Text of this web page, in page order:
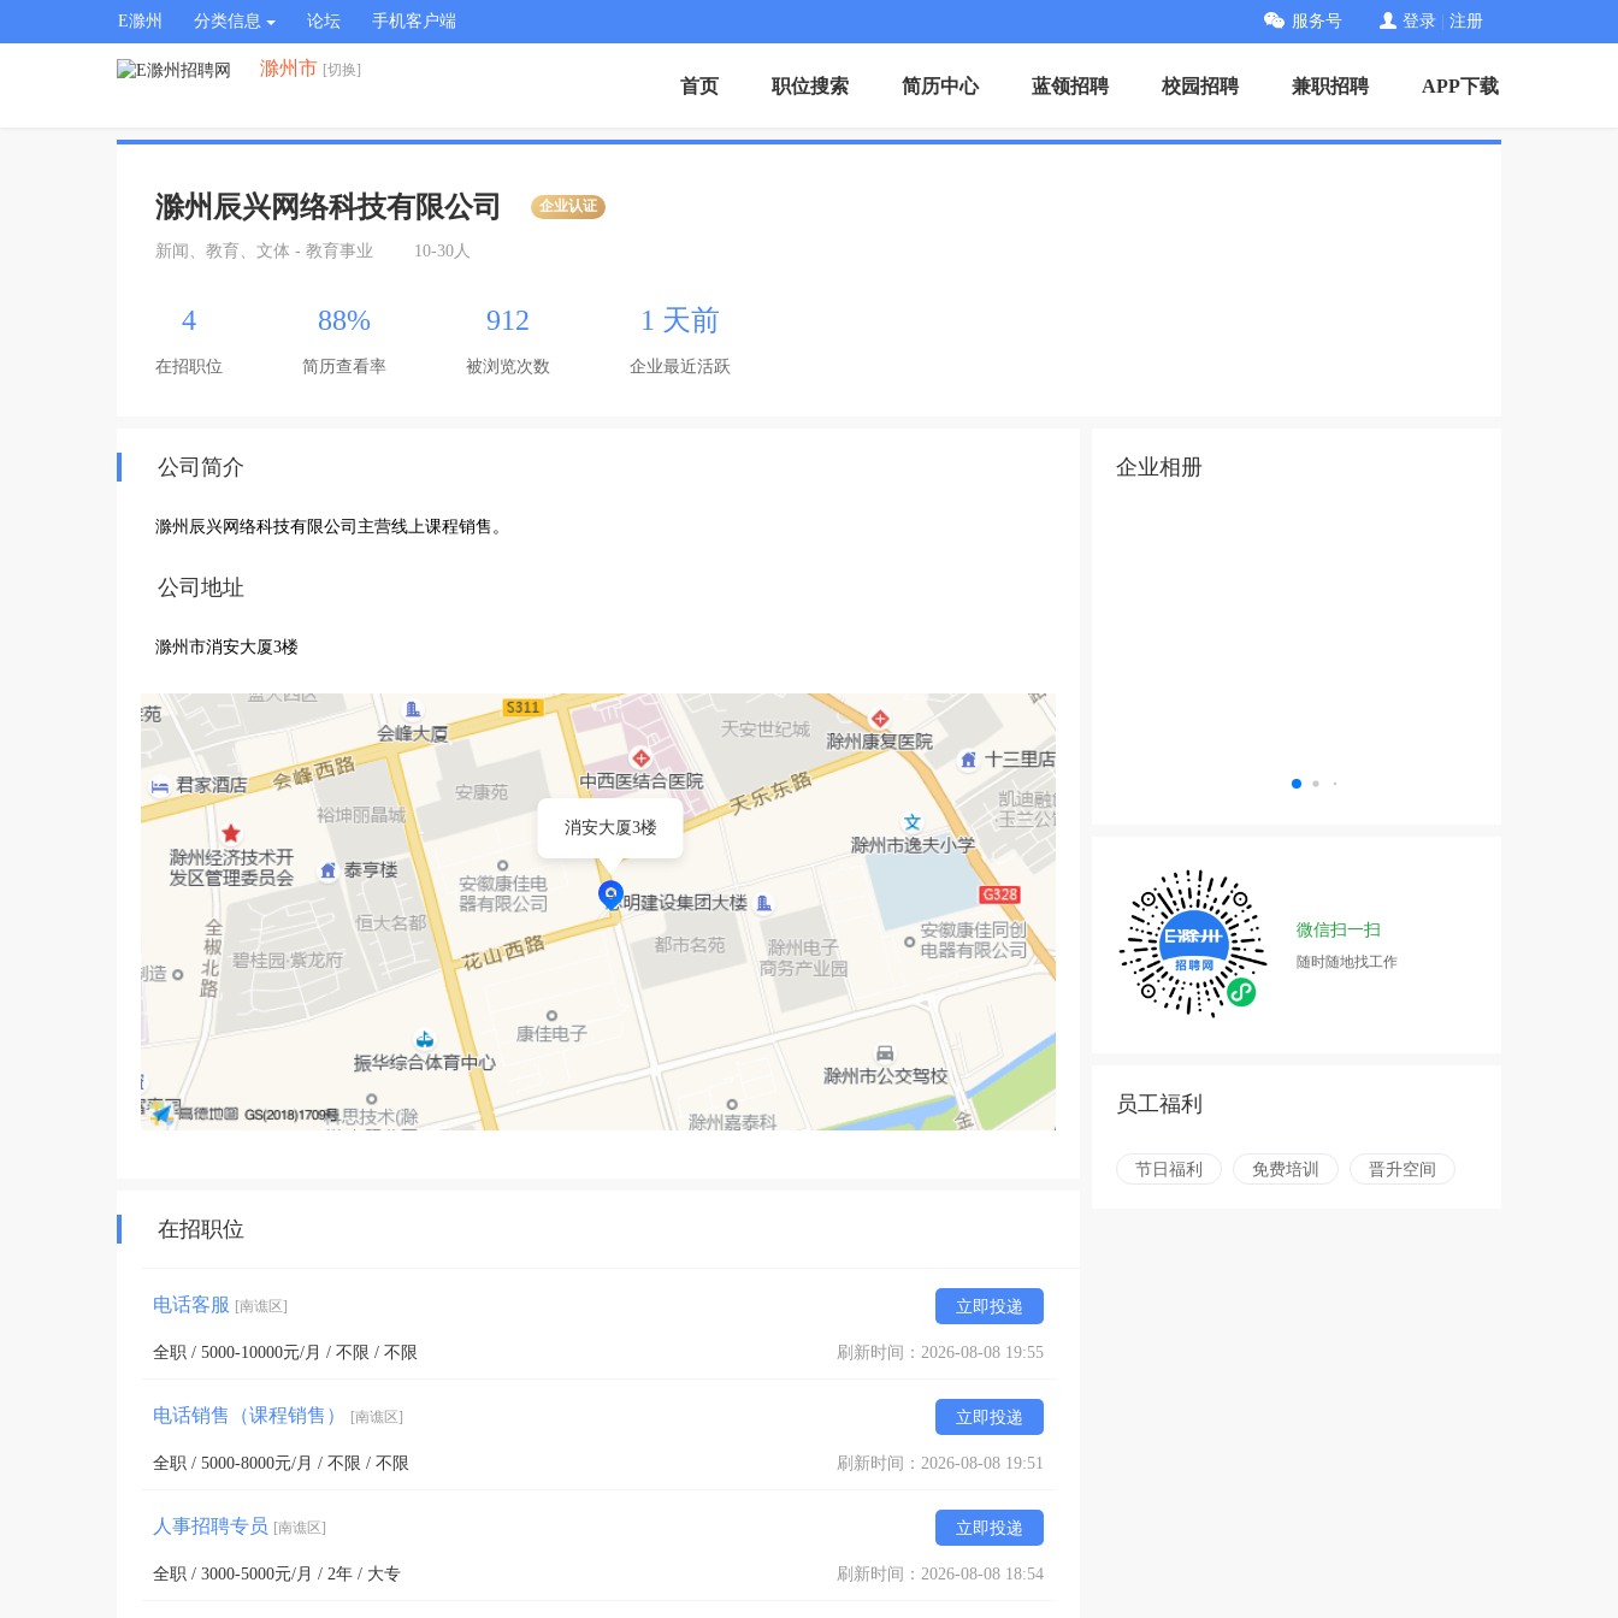
E滁州 分类信息 论坛 手机客户端 服务号 登录 注册
滁州市 [切换]
首页 职位搜索 简历中心 蓝领招聘 校园招聘 兼职招聘 APP下载
滁州辰兴网络科技有限公司 企业认证
新闻、教育、文体 - 教育事业 10-30人
4
在招职位
88%
简历查看率
912
被浏览次数
1 天前
企业最近活跃
公司简介
滁州辰兴网络科技有限公司主营线上课程销售。
公司地址
滁州市消安大厦3楼
消安大厦3楼
在招职位
电话客服 [南谯区] 立即投递
全职 / 5000-10000元/月 / 不限 / 不限 刷新时间：2026-08-08 19:55
电话销售（课程销售） [南谯区] 立即投递
全职 / 5000-8000元/月 / 不限 / 不限 刷新时间：2026-08-08 19:51
人事招聘专员 [南谯区] 立即投递
全职 / 3000-5000元/月 / 2年 / 大专 刷新时间：2026-08-08 18:54
企业相册
微信扫一扫
随时随地找工作
员工福利
节日福利 免费培训 晋升空间